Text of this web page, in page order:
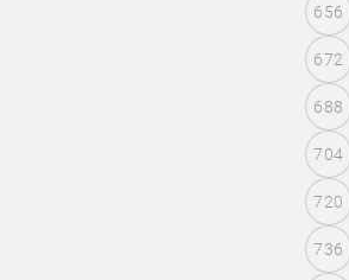
656
672
688
704
720
736